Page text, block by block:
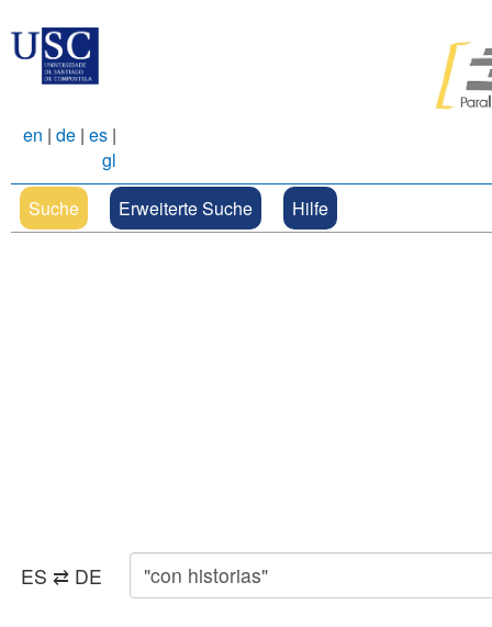
en | de | es |
gl
Suche
Erweiterte Suche Hilfe
ES ⇄ DE